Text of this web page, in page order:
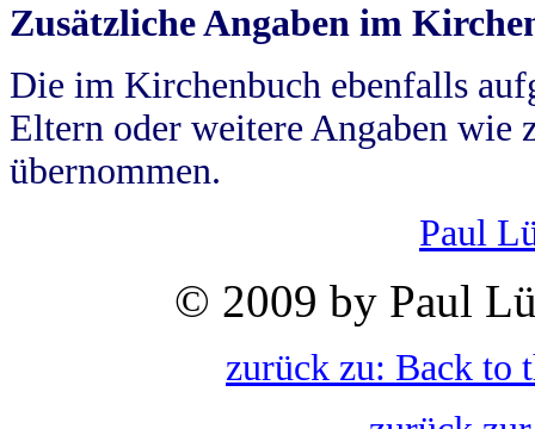
Zusätzliche Angaben im
Die im Kirchenbuch ebenfalls
Eltern oder weitere Angaben wie
übernommen.
Paul
© 2009 by Paul
zurück zu: Back to